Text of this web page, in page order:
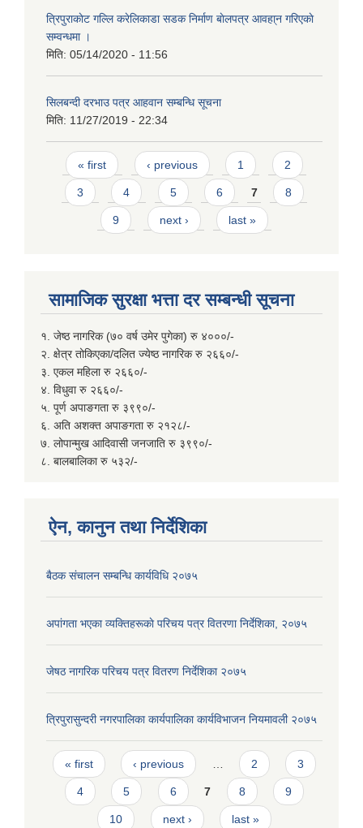
त्रिपुराकाेट गल्लि करेलिकाडा सडक निर्माण बाेलपत्र आवहा्न गरिएकाे
सम्वन्धमा ।
मिति: 05/14/2020 - 11:56
सिलबन्दी दरभाउ पत्र आहवान सम्बन्धि सूचना
मिति: 11/27/2019 - 22:34
Pages
« first ‹ previous 1 2
3 4 5 6 7 8
9 next › last »
सामाजिक सुरक्षा भत्ता दर सम्बन्धी सूचना
१. जेष्ठ नागरिक (७० वर्ष उमेर पुगेका) रु ४०००/-
२. क्षेत्र तोकिएका/दलित ज्येष्ठ नागरिक रु २६६०/-
३. एकल महिला रु २६६०/-
४. विधुवा रु २६६०/-
५. पूर्ण अपाङगता रु ३९९०/-
६. अति अशक्त अपाङगता रु २१२८/-
७. लोपान्मुख आदिवासी जनजाति रु ३९९०/-
८. बालबालिका रु ५३२/-
ऐन, कानुन तथा निर्देशिका
बैठक संचालन सम्बन्धि कार्यविधि २०७५
अपांगता भएका व्यक्तिहरूकाे परिचय पत्र वितरणा निर्देशिका, २०७५
जेषठ नागरिक परिचय पत्र वितरण निर्देशिका २०७५
त्रिपुरासुन्दरी नगरपालिका कार्यपालिका कार्यविभाजन नियमावली २०७५
Pages
« first ‹ previous 2 3
4 5 6 7 8 9
10 next › last »